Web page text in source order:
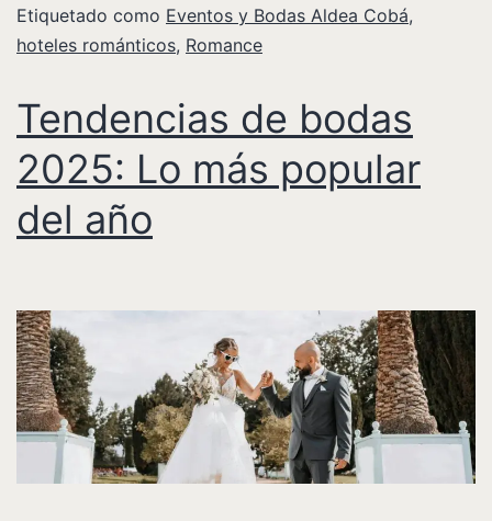
Etiquetado como Eventos y Bodas Aldea Cobá,
hoteles románticos, Romance
Tendencias de bodas
2025: Lo más popular
del año